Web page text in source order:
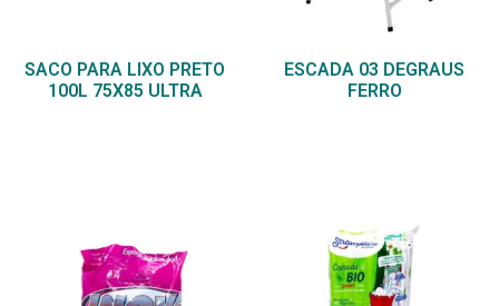
SACO PARA LIXO PRETO
100L 75X85 ULTRA
ESCADA 03 DEGRAUS
FERRO